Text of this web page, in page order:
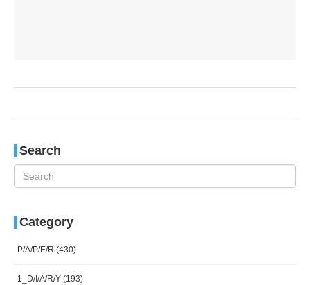
Search
Category
P/A/P/E/R (430)
1_D/I/A/R/Y (193)